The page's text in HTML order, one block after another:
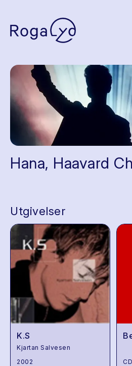
Hana, Haavard
Utgivelser
K.S
Kjartan Salvesen
2002
CD